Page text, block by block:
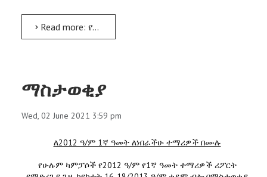
Read more: የመንግሥት አገልግሎት ዘርፍ ለውጥ ፍኖተ-ካርታ ላይ ያተኮረ የአሠልጣኞች ሥልጠና ተሰጠ
ማስታወቂያ
Wed, 02 June 2021 3:59 pm
ለ2012 ዓ/ም 1ኛ ዓመት ለነበራችሁ ተማሪዎች በሙሉ
የሁሉም ካምፓሶች የ2012 ዓ/ም የ1ኛ ዓመት ተማሪዎች ሪፖርት